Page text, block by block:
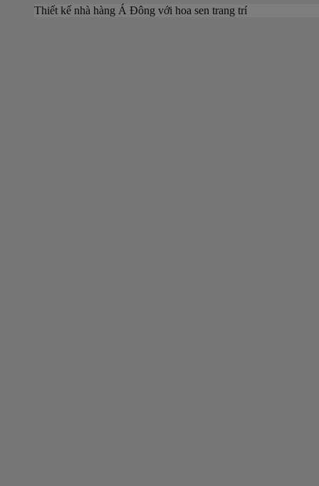
Thiết kế nhà hàng Á Đông với hoa sen trang trí